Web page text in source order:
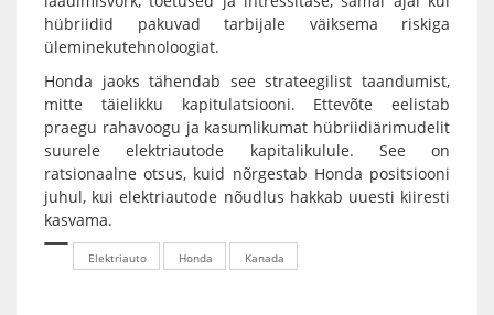
hübriidid pakuvad tarbijale väiksema riskiga
üleminekutehnoloogiat.
Honda jaoks tähendab see strateegilist taandumist,
mitte täielikku kapitulatsiooni. Ettevõte eelistab
praegu rahavoogu ja kasumlikumat hübriidiärimudelit
suurele elektriautode kapitalikulule. See on
ratsionaalne otsus, kuid nõrgestab Honda positsiooni
juhul, kui elektriautode nõudlus hakkab uuesti kiiresti
kasvama.
Elektriauto Honda Kanada